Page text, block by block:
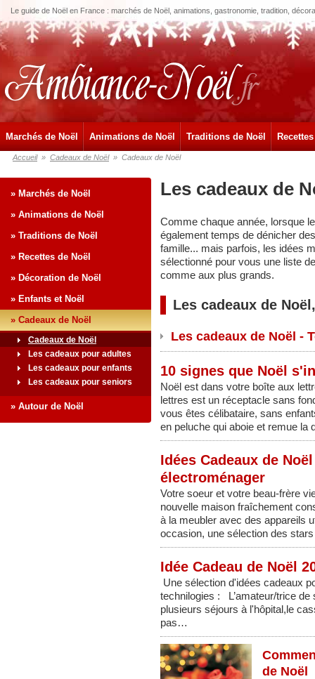
Le guide de Noël en France : marchés de Noël, animations, gastronomie, tradition,
Marchés de Noël Animations de Noël Traditions de Noël
Accueil » Cadeaux de Noël » Cadeaux de Noël
Les cadeaux de
Comme chaque année, lorsque
également temps de dénicher
famille... mais parfois, les idées
sélectionné pour vous une liste
comme aux plus grands.
Les cadeaux de
Les cadeaux de Noël -
10 signes que Noël
Noël est dans votre boîte aux
lettres est un réceptacle sans
vous êtes célibataire, sans
en peluche qui aboie et remue la
Idées Cadeaux de
électroménager
Votre soeur et votre beau-frère
nouvelle maison fraîchement
à la meubler avec des appareils
occasion, une sélection des
Idée Cadeau de Noël
Une sélection d'idées cadeaux
technilogies : L’amateur/trice
plusieurs séjours à l'hôpital,le
pas…
de Noël
» Marchés de Noël
» Animations de Noël
» Traditions de Noël
» Recettes de Noël
» Décoration de Noël
» Enfants et Noël
» Cadeaux de Noël
Cadeaux de Noël
Les cadeaux pour adultes
Les cadeaux pour enfants
Les cadeaux pour seniors
» Autour de Noël